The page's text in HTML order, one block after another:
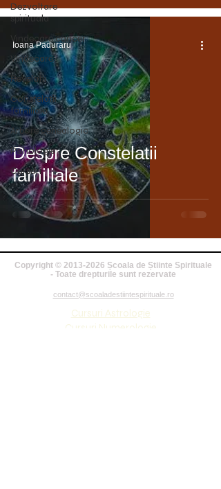
Dezvoltare
spirituala
Vindecare cancer
Vindecare
Revelatii
Constelatii
familiale
Arbore genealogic
Psihologie
Cursuri
Despre Constelatii
familiale
Ioana Paduraru
Copyright © 2013-2026 Școala de Știinte Spirituale
- Toate drepturile sunt rezervate
contact@scoaladestiintespirituale.ro
Cursuri Astrologie
Cursuri Numerologie